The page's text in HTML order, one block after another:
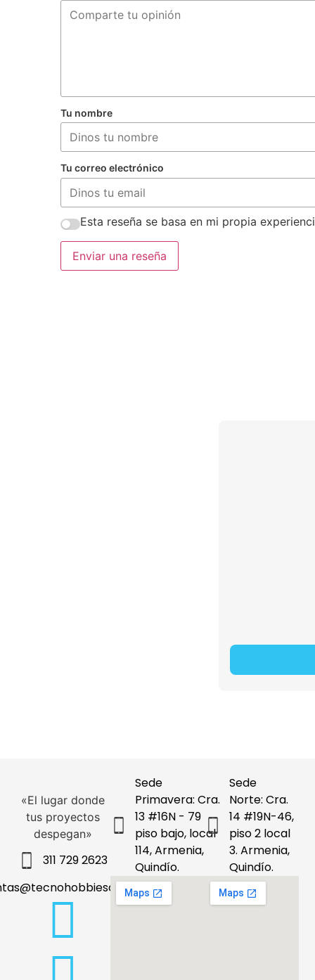
Tu nombre
Tu correo electrónico
Esta reseña se basa en mi propia
Enviar una reseña
«El lugar donde
tus proyectos
despegan»
311 729 2623
Sede
Primavera: Cra.
13 #16N - 79
piso bajo, local
114, Armenia,
Quindío.
Sede
Norte: Cra.
14 #19N-46,
piso 2 local
3. Armenia,
Quindío.